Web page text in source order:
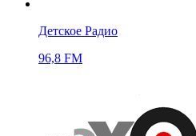
Детское Радио
96,8 FM